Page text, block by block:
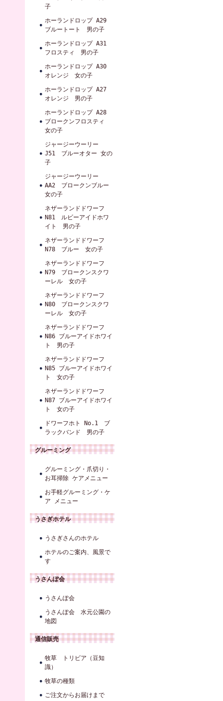
子
ホーランドロップ A29
ブルートート 男の子
ホーランドロップ A31
フロスティ 男の子
ホーランドロップ A30
オレンジ 女の子
ホーランドロップ A27
オレンジ 男の子
ホーランドロップ A28
ブロークンフロスティ
女の子
ジャージーウーリー
J51 ブルーオター 女の
子
ジャージーウーリー
AA2 ブロークンブルー
女の子
ネザーランドドワーフ
N81 ルビーアイドホワ
イト 男の子
ネザーランドドワーフ
N78 ブルー 女の子
ネザーランドドワーフ
N79 ブロークンスクワ
ーレル 女の子
ネザーランドドワーフ
N80 ブロークンスクワ
ーレル 女の子
ネザーランドドワーフ
N86 ブルーアイドホワイ
ト 男の子
ネザーランドドワーフ
N85 ブルーアイドホワイ
ト 女の子
ネザーランドドワーフ
N87 ブルーアイドホワイ
ト 女の子
ドワーフホト No.1 ブ
ラックバンド 男の子
グルーミング
グルーミング・爪切り・
お耳掃除 ケアメニュー
お手軽グルーミング・ケ
ア メニュー
うさぎホテル
うさぎさんのホテル
ホテルのご案内、風景で
す
うさんぽ会
うさんぽ会
うさんぽ会 水元公園の
地図
通信販売
牧草 トリビア（豆知
識）
牧草の種類
ご注文からお届けまで